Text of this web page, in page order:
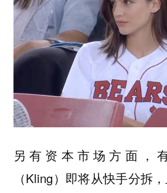
另有资本市场方面，
（Kling）即将从快手分拆